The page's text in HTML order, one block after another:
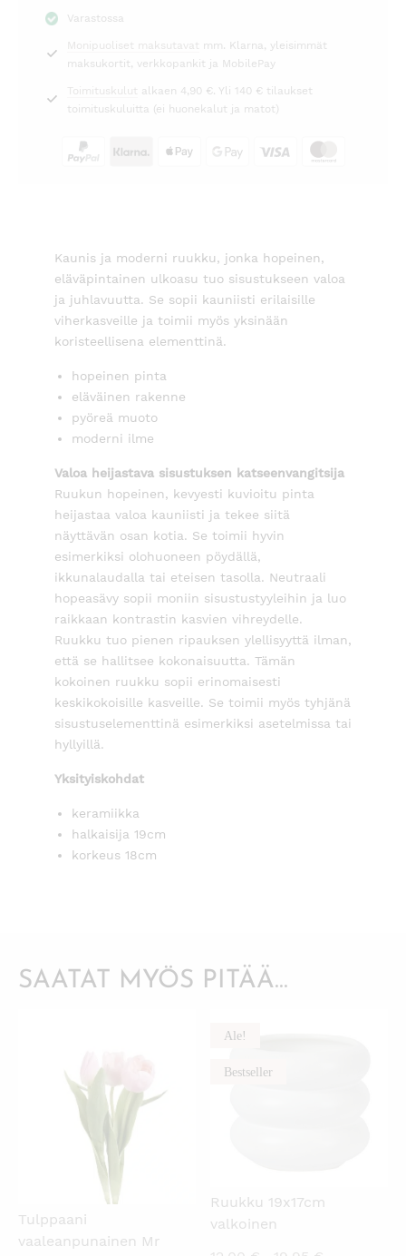
määrä
Varastossa
Monipuoliset maksutavat mm. Klarna, yleisimmät
maksukortit, verkkopankit ja MobilePay
Toimituskulut alkaen 4,90 €. Yli 140 € tilaukset
toimituskuluitta (ei huonekalut ja matot)
Kaunis ja moderni ruukku, jonka hopeinen,
eläväpintainen ulkoasu tuo sisustukseen valoa
ja juhlavuutta. Se sopii kauniisti erilaisille
viherkasveille ja toimii myös yksinään
koristeellisena elementtinä.
hopeinen pinta
eläväinen rakenne
pyöreä muoto
moderni ilme
Valoa heijastava sisustuksen katseenvangitsija
Ruukun hopeinen, kevyesti kuvioitu pinta
heijastaa valoa kauniisti ja tekee siitä
näyttävän osan kotia. Se toimii hyvin
esimerkiksi olohuoneen pöydällä,
ikkunalaudalla tai eteisen tasolla. Neutraali
hopeasävy sopii moniin sisustustyyleihin ja luo
raikkaan kontrastin kasvien vihreydelle.
Ruukku tuo pienen ripauksen ylellisyyttä ilman,
että se hallitsee kokonaisuutta. Tämän
kokoinen ruukku sopii erinomaisesti
keskikokoisille kasveille. Se toimii myös tyhjänä
sisustuselementtinä esimerkiksi asetelmissa tai
hyllyillä.
Yksityiskohdat
keramiikka
halkaisija 19cm
korkeus 18cm
SAATAT MYÖS PITÄÄ...
Tulppaani
vaaleanpunainen Mr
Ale!
Bestseller
Ruukku 19x17cm
valkoinen